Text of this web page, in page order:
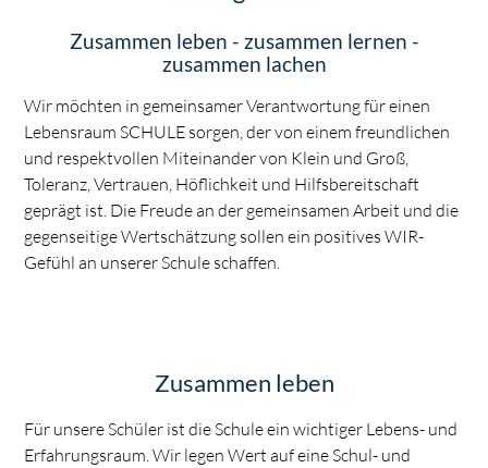
Zusammen leben - zusammen lernen -
zusammen lachen
Wir möchten in gemeinsamer Verantwortung für einen
Lebensraum SCHULE sorgen, der von einem freundlichen
und respektvollen Miteinander von Klein und Groß,
Toleranz, Vertrauen, Höflichkeit und Hilfsbereitschaft
geprägt ist. Die Freude an der gemeinsamen Arbeit und die
gegenseitige Wertschätzung sollen ein positives WIR-
Gefühl an unserer Schule schaffen.
Zusammen leben
Für unsere Schüler ist die Schule ein wichtiger Lebens- und
Erfahrungsraum. Wir legen Wert auf eine Schul- und